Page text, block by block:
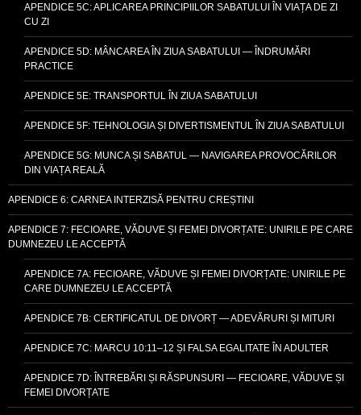
APENDICE 5C: APLICAREA PRINCIPIILOR SABATULUI ÎN VIAȚA DE ZI
CU ZI
APENDICE 5D: MÂNCAREA ÎN ZIUA SABATULUI — ÎNDRUMĂRI
PRACTICE
APENDICE 5E: TRANSPORTUL ÎN ZIUA SABATULUI
APENDICE 5F: TEHNOLOGIA ȘI DIVERTISMENTUL ÎN ZIUA SABATULUI
APENDICE 5G: MUNCA ȘI SABATUL — NAVIGAREA PROVOCĂRILOR
DIN VIAȚA REALĂ
APENDICE 6: CARNEA INTERZISĂ PENTRU CREȘTINI
APENDICE 7: FECIOARE, VĂDUVE ȘI FEMEI DIVORȚATE: UNIRILE PE CARE
DUMNEZEU LE ACCEPTĂ
APENDICE 7A: FECIOARE, VĂDUVE ȘI FEMEI DIVORȚATE: UNIRILE PE
CARE DUMNEZEU LE ACCEPTĂ
APENDICE 7B: CERTIFICATUL DE DIVORȚ — ADEVĂRURI ȘI MITURI
APENDICE 7C: MARCU 10:11–12 ȘI FALSA EGALITATE ÎN ADULTER
APENDICE 7D: ÎNTREBĂRI ȘI RĂSPUNSURI — FECIOARE, VĂDUVE ȘI
FEMEI DIVORȚATE